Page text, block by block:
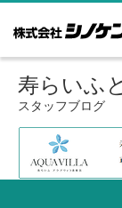
寿らいふ
スタッフブログ